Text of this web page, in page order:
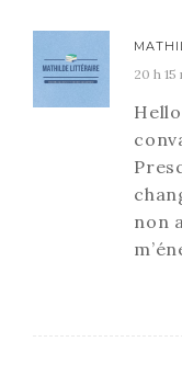
20 h 15
non